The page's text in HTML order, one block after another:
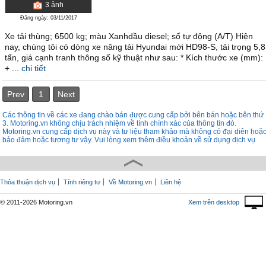
3 ảnh
Đăng ngày: 03/11/2017
Xe tải thùng; 6500 kg; màu Xanhdầu diesel; số tự động (A/T) Hiện
nay, chúng tôi có dòng xe nâng tải Hyundai mới HD98-S, tải trọng 5,8
tấn, giá cạnh tranh thông số kỹ thuật như sau: * Kích thước xe (mm):
+ ...
chi tiết
Prev 1 Next
Các thông tin về các xe đang chào bán được cung cấp bởi bên bán hoặc bên thứ
3. Motoring.vn không chịu trách nhiệm về tính chính xác của thông tin đó.
Motoring.vn cung cấp dịch vụ này và tư liệu tham khảo mà không có đại diên hoặc
bảo đảm hoặc tương tư vậy. Vui lòng xem thêm điều khoản về sử dụng dịch vụ
Thỏa thuận dịch vụ Tính riêng tư Về Motoring.vn Liên hệ
© 2011-2026 Motoring.vn Xem trên desktop